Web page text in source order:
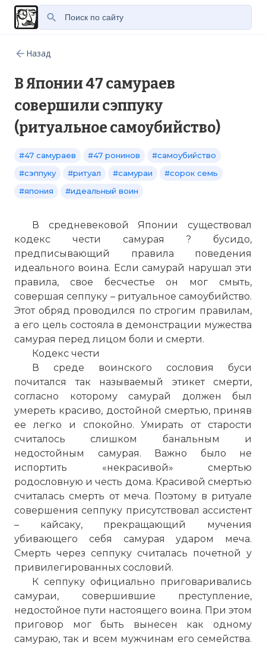
Назад
В Японии 47 самураев
совершили сэппуку
(ритуальное самоубийство)
#47 самураев #47 ронинов
#самоубийство
#сэппуку
#ритуал #самураи
#сорок семь
#япония
#идеальный воин
В средневековой Японии существовал
кодекс чести самурая ? бусидо,
предписывающий правила поведения
идеального воина. Если самурай нарушал эти
правила, свое бесчестье он мог смыть,
совершая сеппуку – ритуальное самоубийство.
Этот обряд проводился по строгим правилам,
а его цель состояла в демонстрации мужества
самурая перед лицом боли и смерти.
Кодекс чести
В среде воинского сословия буси
почитался так называемый этикет смерти,
согласно которому самурай должен был
умереть красиво, достойной смертью, приняв
ее легко и спокойно. Умирать от старости
считалось слишком банальным и
недостойным самурая. Важно было не
испортить «некрасивой» смертью
родословную и честь дома. Красивой смертью
считалась смерть от меча. Поэтому в ритуале
совершения сеппуку присутствовал ассистент
– кайсаку, прекращающий мучения
убивающего себя самурая ударом меча.
Смерть через сеппуку считалась почетной у
привилегированных сословий.
К сеппуку официально приговаривались
самураи, совершившие преступление,
недостойное пути настоящего воина. При этом
приговор мог быть вынесен как одному
самураю, так и всем мужчинам его семейства.